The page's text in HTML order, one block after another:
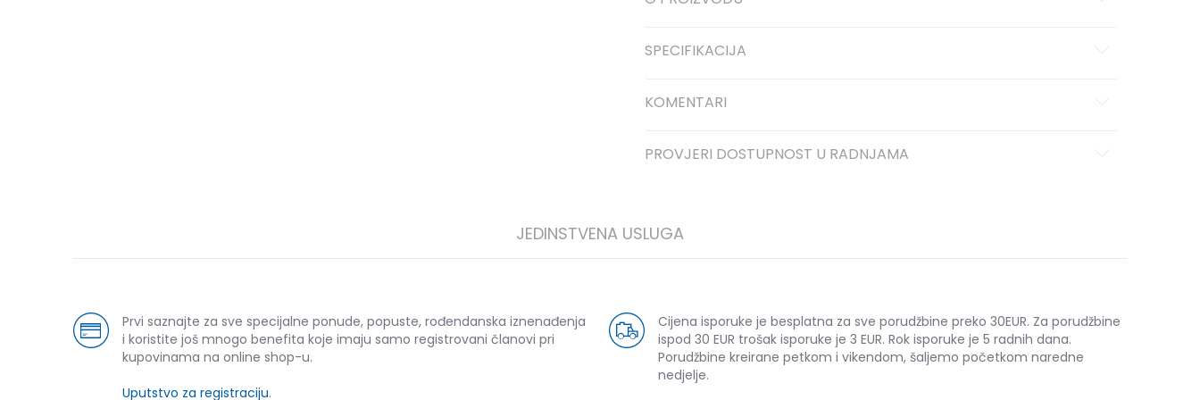
SPECIFIKACIJA
KOMENTARI
PROVJERI DOSTUPNOST U RADNJAMA
JEDINSTVENA USLUGA
Prvi saznajte za sve specijalne ponude, popuste, rođendanska iznenađenja
i koristite još mnogo benefita koje imaju samo registrovani članovi pri
kupovinama na online shop-u.
Uputstvo za registraciju.
Cijena isporuke je besplatna za sve porudžbine preko 30EUR. Za porudžbine
ispod 30 EUR trošak isporuke je 3 EUR. Rok isporuke je 5 radnih dana.
Porudžbine kreirane petkom i vikendom, šaljemo početkom naredne
nedjelje.